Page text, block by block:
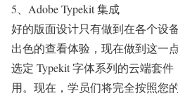
5、Adobe Typekit 集成
好的版面设计只有做到在各个设
出色的查看体验，现在做到这一
选定 Typekit 字体系列的云端套
用。现在，学员们将完全按照您